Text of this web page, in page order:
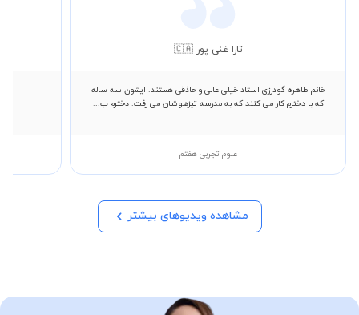
تارا غنی پور 🇨🇦
خانم طاهره گودرزی استاد خیلی عالی و حاذقی هستند. ایشون سه ساله
که با دخترم کار می کنند که به مدرسه تیزهوشان می رفت. دخترم ب...
علوم تجربی هفتم
مشاهده ویدیوهای بیشتر